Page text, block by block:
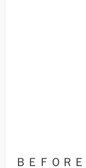
ＢＥＦＯＲＥ